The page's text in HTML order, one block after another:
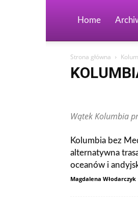
Home
Strona główna
Kanada
Kolumbia
Teksty czytelników
Zjednoczone Emiraty
Wątek Kolumbia
Kolumbia bez
alternatywna
oceanów i
Magdalena Włodarczyk